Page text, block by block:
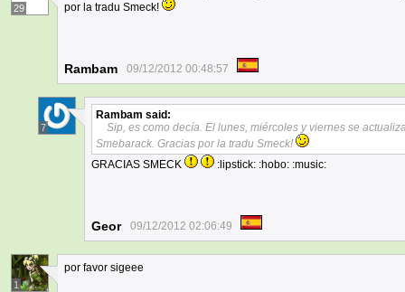
29
por la tradu Smeck!
Rambam 09/12/2012 00:48:57
7
Rambam said:
Sip, es como decía. El lunes, miércoles y viernes se
Smebarack. Gracias por la tradu Smeck!
GRACIAS SMECK
:lipstick: :hobo: :music:
Geor 09/12/2012 02:06:49
1
por favor sigeee